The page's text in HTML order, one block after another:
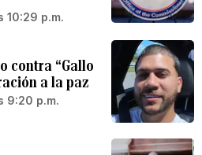
10:29 p.m.
contra “Gallo
a la paz
9:20 p.m.